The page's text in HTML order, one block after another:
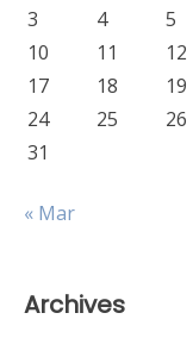
3
4 5
10
11 12
17
18 19
24
25 26
31
« Mar
Archives